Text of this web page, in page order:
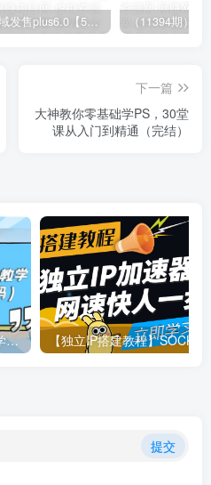
私域发售plus6.0【5月份线下课录音】/全域套装sop流程包，社群发售工具套装模型
下一篇
大神教你零基础学PS，30堂
课从入门到精通（完结）
预测风水研究会网站搭建教学，免费付费皆可做（附源码）
提交